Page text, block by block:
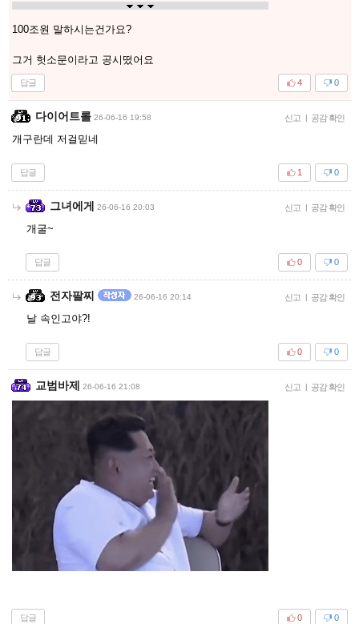
100조원 말하시는건가요?
그거 헛소문이라고 공시떴어요
답글 0
4
다이어트롤 26-06-16 19:58 신고 | 공감 확인
개구란데 저걸믿네
답글 0
1
그녀에게 26-06-16 20:03 신고 | 공감 확인
개굴~
답글 0
0
전자팔찌 26-06-16 20:14 신고 | 공감 확인
날 속인고야?!
답글 0
0
교범바제 26-06-16 21:08 신고 | 공감 확인
답글 0
0